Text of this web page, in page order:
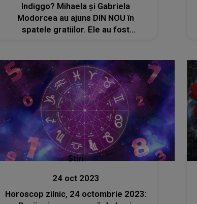
Indiggo? Mihaela și Gabriela
Modorcea au ajuns DIN NOU în
spatele gratiilor. Ele au fost
Stiri
24 oct 2023
Horoscop zilnic, 24 octombrie 2023: